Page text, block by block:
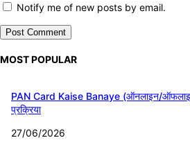
Notify me of new posts by email.
MOST POPULAR
PAN Card Kaise Banaye (ऑनलाइन/
प्रक्रिया
27/06/2026